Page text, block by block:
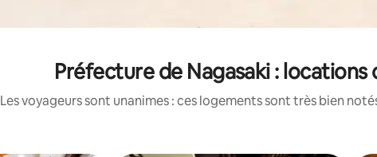
Préfecture de Nagasaki :
Les voyageurs sont unanimes : ces logements sont très bien